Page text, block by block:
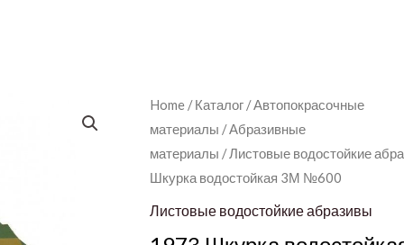
Home /Каталог /Автопокрасочные
материалы /Абразивные
материалы /Листовые водостойкие
Шкурка водостойкая 3М №600
Листовые водостойкие абразивы
1973
Шкурка
водостойкая
3М
№600
quantity